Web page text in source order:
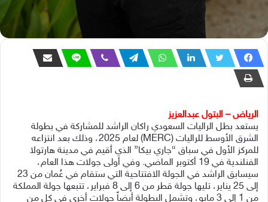
الرياض – البتول عبدالعزيز
يستعد بطل الراليات السعودي راكان الراشد للمشاركة في بطولة
الشرق الأوسط للراليات (MERC) لعام 2025، وذلك بعد انتزاعه
للمركز الأول في سباق “جاري بيكا” الذي أقيم في مدينة هارتولا
الفنلندية في 19 أكتوبر الماضي. وفي أولى جولات هذا العام،
سيسابق الراشد في الجولة الافتتاحية التي ستقام في عُمان من 23
إلى 25 يناير، تليها جولة قطر من 6 إلى 8 فبراير، تتبعها جولة المملكة
من 1 إلى 3 مايو، وتشمل البطولة أيضاً جولات أخرى في كل من